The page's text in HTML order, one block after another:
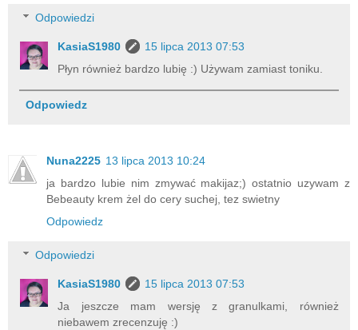
Odpowiedzi
KasiaS1980
15 lipca 2013 07:53
Płyn również bardzo lubię :) Używam zamiast toniku.
Odpowiedz
Nuna2225 13 lipca 2013 10:24
ja bardzo lubie nim zmywać makijaz;) ostatnio uzywam z
Bebeauty krem żel do cery suchej, tez swietny
Odpowiedz
Odpowiedzi
KasiaS1980
15 lipca 2013 07:53
Ja jeszcze mam wersję z granulkami, również
niebawem zrecenzuję :)